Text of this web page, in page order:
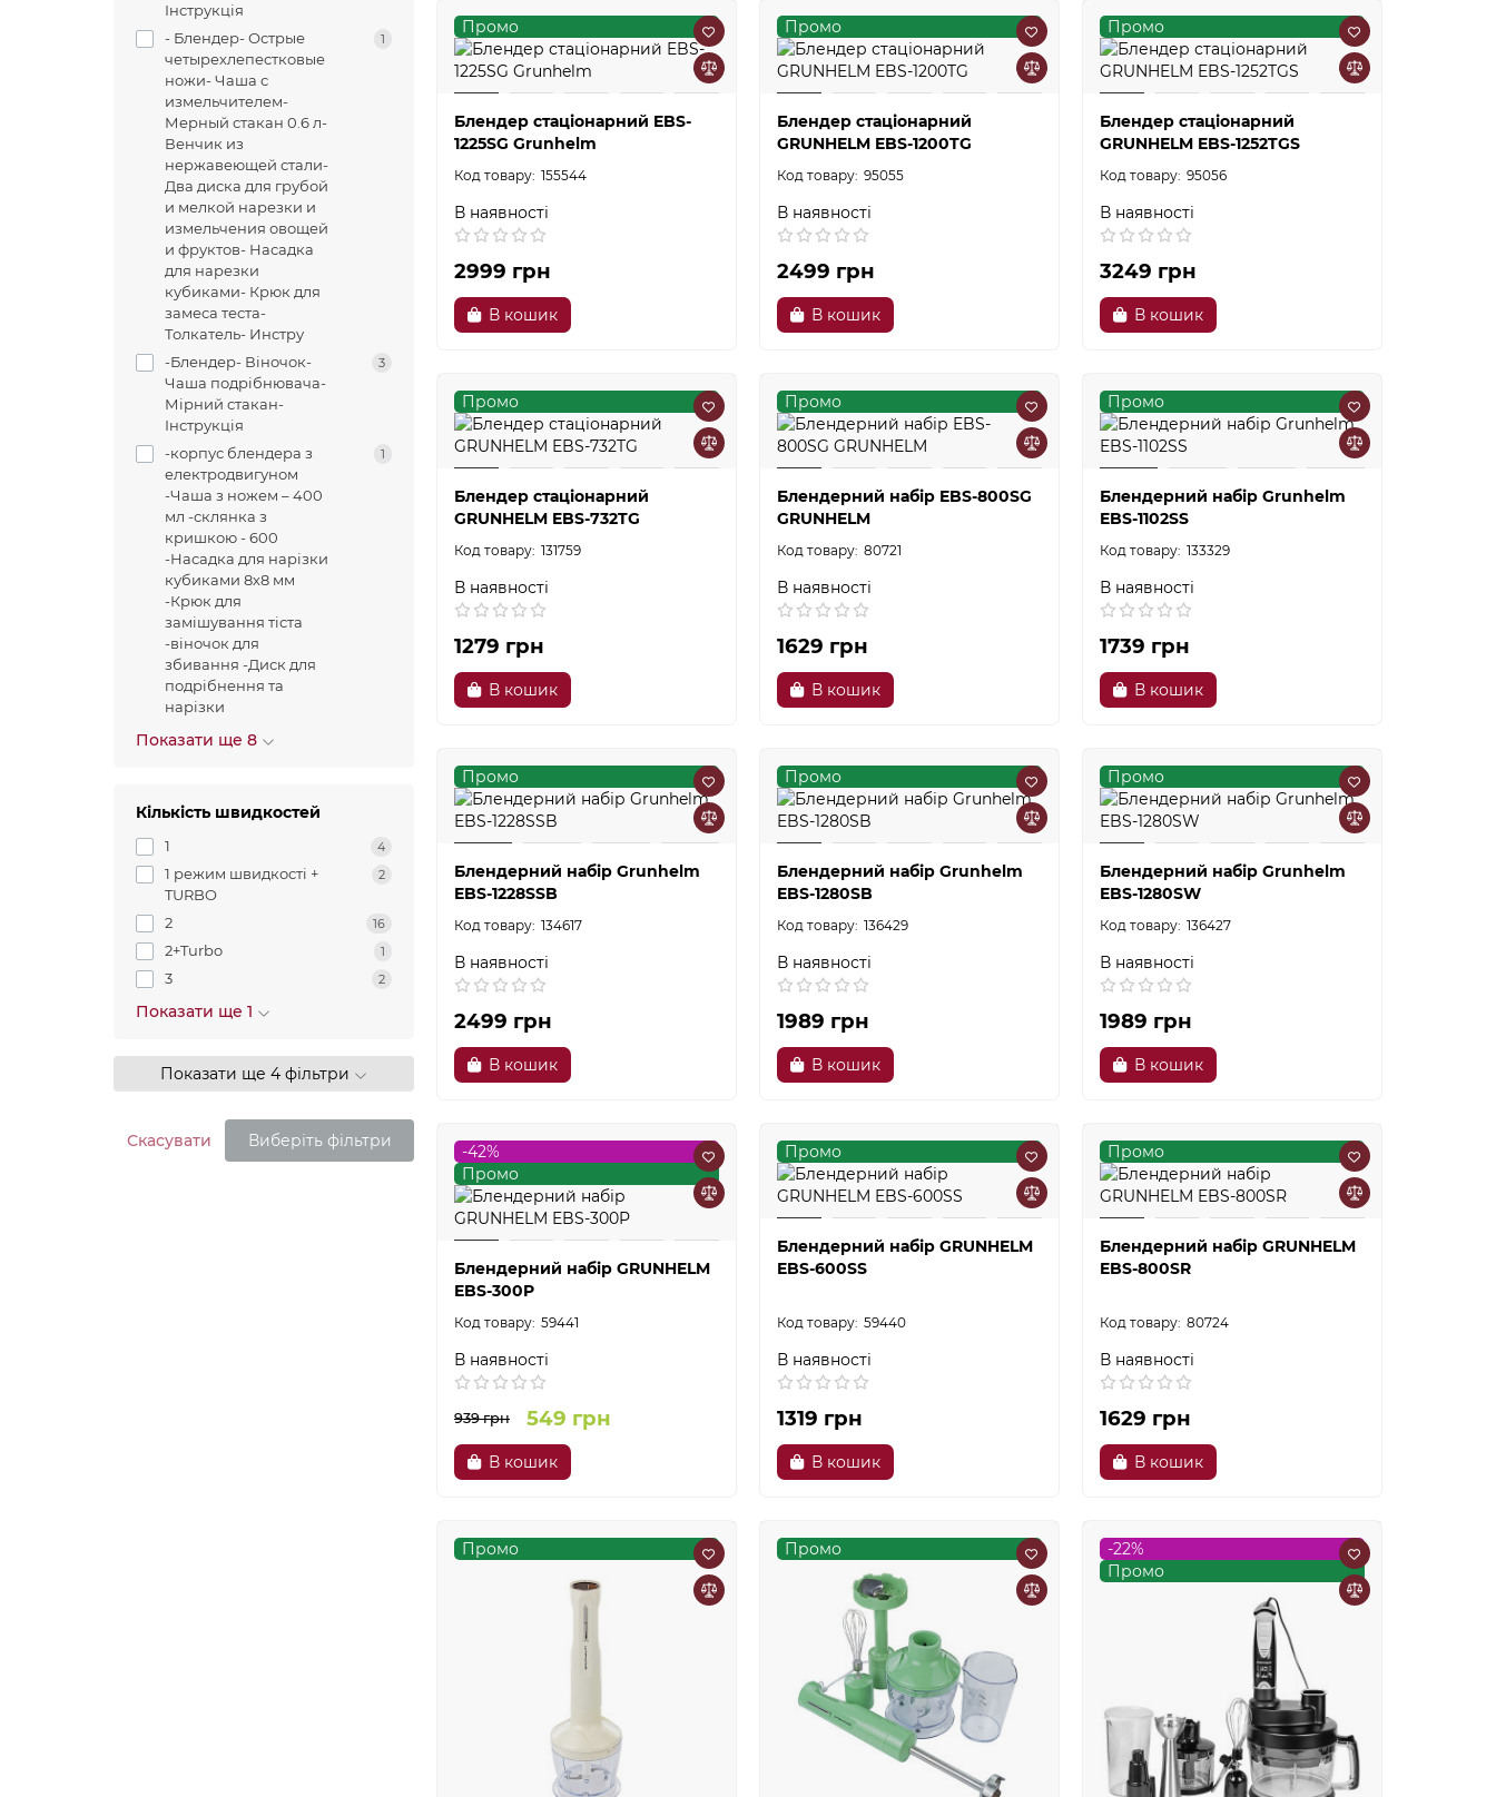
Інструкція
- Блендер- Острые
четырехлепестковые
ножи- Чаша с
измельчителем-
Мерный стакан 0.6 л-
Венчик из
нержавеющей стали-
Два диска для грубой
и мелкой нарезки и
измельчения овощей
и фруктов- Насадка
для нарезки
кубиками- Крюк для
замеса теста-
Толкатель- Инстру
1
-Блендер- Віночок-
Чаша подрібнювача-
Мірний стакан-
Інструкція
3
-корпус блендера з
електродвигуном
-Чаша з ножем – 400
мл -склянка з
кришкою - 600
-Насадка для нарізки
кубиками 8х8 мм
-Крюк для
замішування тіста
-віночок для
збивання -Диск для
подрібнення та
нарізки
1
Показати ще 8
Кількість швидкостей
1 4
1 режим швидкості +
TURBO
2
2 16
2+Turbo 1
3 2
Показати ще 1
Показати ще 4 фільтри
Скасувати Виберіть фільтри
Промо
Блендер стаціонарний EBS-
1225SG Grunhelm
155544
В наявності
2999 грн
В кошик
Промо
Блендер стаціонарний
GRUNHELM EBS-1200TG
95055
В наявності
2499 грн
В кошик
Промо
Блендер стаціонарний
GRUNHELM EBS-1252TGS
95056
В наявності
3249 грн
В кошик
Промо
Блендер стаціонарний
GRUNHELM EBS-732TG
131759
В наявності
1279 грн
В кошик
Промо
Блендерний набір EBS-800SG
GRUNHELM
80721
В наявності
1629 грн
В кошик
Промо
Блендерний набір Grunhelm
EBS-1102SS
133329
В наявності
1739 грн
В кошик
Промо
Блендерний набір Grunhelm
EBS-1228SSB
134617
В наявності
2499 грн
В кошик
Промо
Блендерний набір Grunhelm
EBS-1280SB
136429
В наявності
1989 грн
В кошик
Промо
Блендерний набір Grunhelm
EBS-1280SW
136427
В наявності
1989 грн
В кошик
-42%
Промо
Блендерний набір GRUNHELM
EBS-300P
59441
В наявності
939 грн 549 грн
В кошик
Промо
Блендерний набір GRUNHELM
EBS-600SS
59440
В наявності
1319 грн
В кошик
Промо
Блендерний набір GRUNHELM
EBS-800SR
80724
В наявності
1629 грн
В кошик
Промо Промо
-22%
Промо